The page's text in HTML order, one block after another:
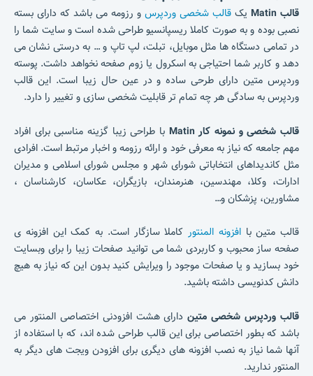
قالب Matin یک قالب شخصی وردپرسو رزومه می باشد که دارای بسته
نصبی بوده و به صورت کاملا ریسپانسیو طراحی شده است و سایت شما را
در تمامی دستگاه ها مثل موبایل، تبلت، لپ تاپ و … به درستی نشان می
دهد و کاربر شما احتیاجی به اسکرول یا زوم صفحه نخواهد داشت. پوسته
وردپرس متین دارای طرحی ساده و در عین حال زیبا است. این قالب
وردپرس به سادگی هر چه تمام تر قابلیت شخصی سازی و تغییر را دارد.
قالب شخصی و نمونه کار Matin
با طراحی زیبا گزینه مناسبی برای افراد
مهم جامعه که نیاز به معرفی خود و ارائه رزومه و اخبار مرتبط است. افرادی
مثل کاندیداهای انتخاباتی شورای شهر و مجلس شورای اسلامی و مدیران
ادارات، وکلا، مهندسین، هنرمندان، بازیگران، عکاسان، کارشناسان ،
مشاورین، پزشکان و…
قالب متین باافزونه المنتور کاملا سازگار است. به کمک این افزونه ی
صفحه ساز محبوب و کاربردی شما می توانید صفحات زیبا را برای وبسایت
خود بسازید و یا صفحات موجود را ویرایش کنید بدون این که نیاز به هیچ
دانش کدنویسی داشته باشید.
قالب وردپرس شخصی متیندارای هشت افزودنی اختصاصی المنتور می
باشد که بطور اختصاصی برای این قالب طراحی شده اند، که با استفاده از
آنها شما نیاز به نصب افزونه های دیگری برای افزودن ویجت های دیگر به
المنتور ندارید.